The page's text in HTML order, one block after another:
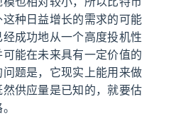
种日益增长的需求的可能
成功地从一个高度投机性
能在未来具有一定价值的
题是，它现实上能用来做
供应量是已知的，就要估